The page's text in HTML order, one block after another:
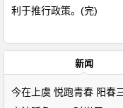
利于推行政策。(完)
新闻
今在上虞 悦跑青春 阳春